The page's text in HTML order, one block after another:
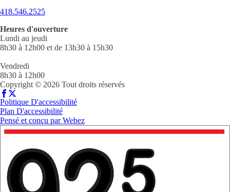
418.546.2525
Heures d'ouverture
Lundi au jeudi
8h30 à 12h00 et de 13h30 à 15h30
Vendredi
8h30 à 12h00
Copyright © 2026 Tout droits réservés
Politique D'accessibilité
Plan D'accessibilité
Pensé et conçu parWebez